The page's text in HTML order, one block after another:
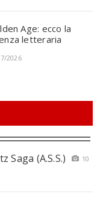
Age: ecco la
letteraria
2026
Saga (A.S.S.)
10